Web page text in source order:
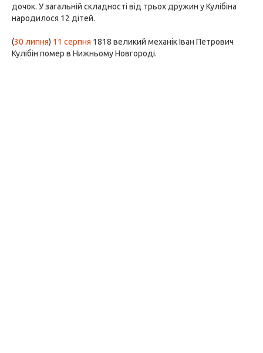
дочок. У загальній складності від трьох дружин у Кулібіна
народилося 12 дітей.
(30 липня) 11 серпня 1818 великий механік Іван Петрович
Кулібін помер в Нижньому Новгороді.